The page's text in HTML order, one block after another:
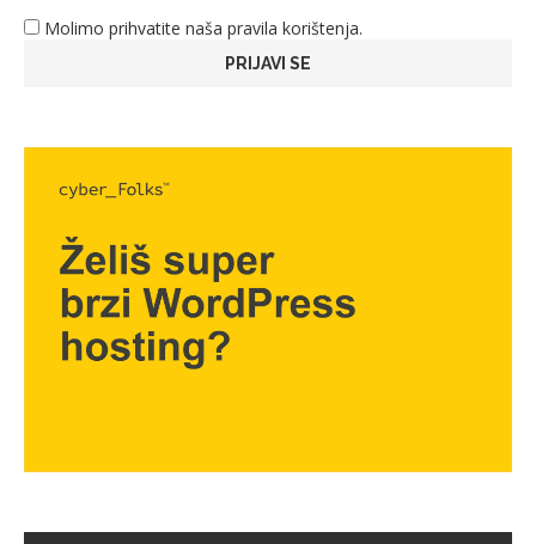
Molimo prihvatite naša pravila korištenja.